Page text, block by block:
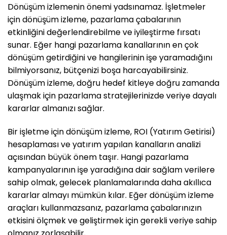
Dönüşüm izlemenin önemi yadsınamaz. İşletmeler
için dönüşüm izleme, pazarlama çabalarının
etkinliğini değerlendirebilme ve iyileştirme fırsatı
sunar. Eğer hangi pazarlama kanallarının en çok
dönüşüm getirdiğini ve hangilerinin işe yaramadığını
bilmiyorsanız, bütçenizi boşa harcayabilirsiniz.
Dönüşüm izleme, doğru hedef kitleye doğru zamanda
ulaşmak için pazarlama stratejilerinizde veriye dayalı
kararlar almanızı sağlar.
Bir işletme için dönüşüm izleme, ROI (Yatırım Getirisi)
hesaplaması ve yatırım yapılan kanalların analizi
açısından büyük önem taşır. Hangi pazarlama
kampanyalarının işe yaradığına dair sağlam verilere
sahip olmak, gelecek planlamalarında daha akıllıca
kararlar almayı mümkün kılar. Eğer dönüşüm izleme
araçları kullanmazsanız, pazarlama çabalarınızın
etkisini ölçmek ve geliştirmek için gerekli veriye sahip